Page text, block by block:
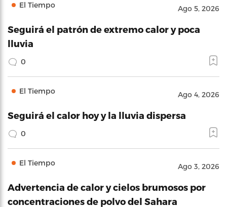
El Tiempo Ago 5, 2026
Seguirá el patrón de extremo calor y poca
lluvia
0
El Tiempo Ago 4, 2026
Seguirá el calor hoy y la lluvia dispersa
0
El Tiempo Ago 3, 2026
Advertencia de calor y cielos brumosos por
concentraciones de polvo del Sahara